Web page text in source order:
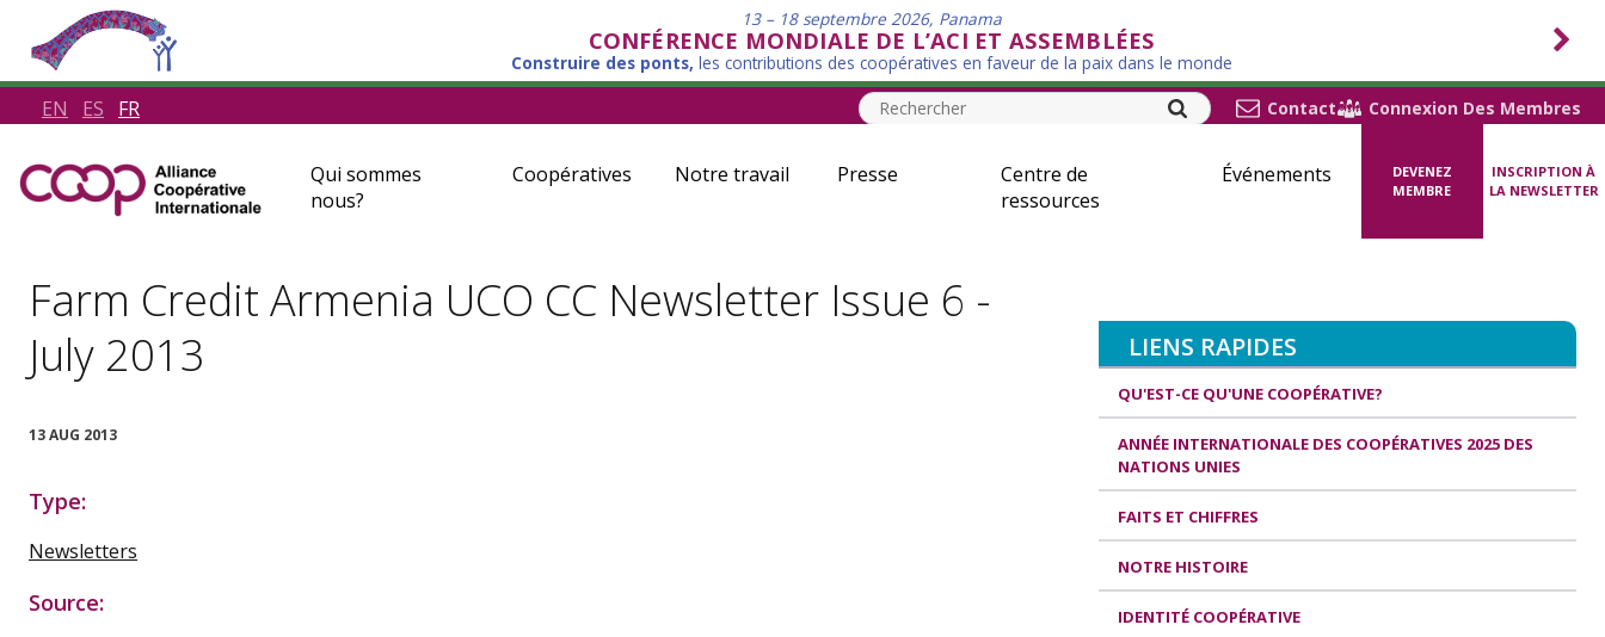
13 – 18 septembre 2026, Panama
CONFÉRENCE MONDIALE DE L’ACI ET ASSEMBLÉES
Construire des ponts, les contributions des coopératives en faveur de la paix dans le monde
EN ES FR Contact Connexion Des Membres
Qui sommes
nous?
Coopératives Notre travail Presse
Centre de
ressources
Événements
DEVENEZ
MEMBRE
INSCRIPTION À
LA NEWSLETTER
Farm Credit Armenia UCO CC Newsletter Issue 6 -
July 2013
13 AUG 2013
Type:
Newsletters
Source:
LIENS RAPIDES
QU'EST-CE QU'UNE COOPÉRATIVE?
ANNÉE INTERNATIONALE DES COOPÉRATIVES 2025 DES
NATIONS UNIES
FAITS ET CHIFFRES
NOTRE HISTOIRE
IDENTITÉ COOPÉRATIVE